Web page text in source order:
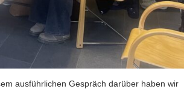
ausführlichen Gespräch darüber haben wir